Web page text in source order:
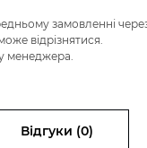
замовленні
відрізнятися.
менеджера.
Відгуки (0)